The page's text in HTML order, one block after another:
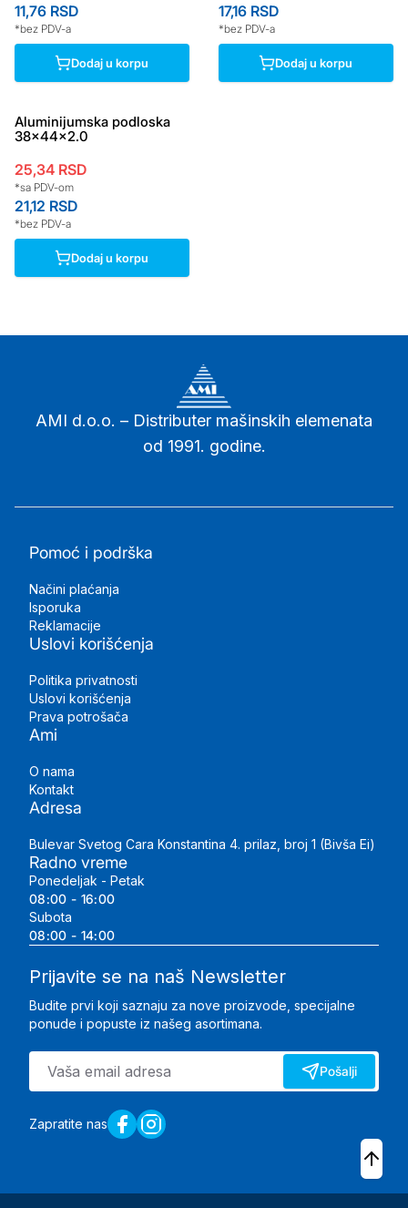
11,76 RSD
*bez PDV-a
Dodaj u korpu
17,16 RSD
*bez PDV-a
Dodaj u korpu
Aluminijumska podloska
38x44x2.0
25,34 RSD
*sa PDV-om
21,12 RSD
*bez PDV-a
Dodaj u korpu
AMI d.o.o. – Distributer mašinskih elemenata
od 1991. godine.
Pomoć i podrška
Načini plaćanja
Isporuka
Reklamacije
Uslovi korišćenja
Politika privatnosti
Uslovi korišćenja
Prava potrošača
Ami
O nama
Kontakt
Adresa
Bulevar Svetog Cara Konstantina 4. prilaz, broj 1 (Bivša Ei)
Radno vreme
Ponedeljak - Petak
08:00 - 16:00
Subota
08:00 - 14:00
Prijavite se na naš Newsletter
Budite prvi koji saznaju za nove proizvode, specijalne
ponude i popuste iz našeg asortimana.
Pošalji
Zapratite nas